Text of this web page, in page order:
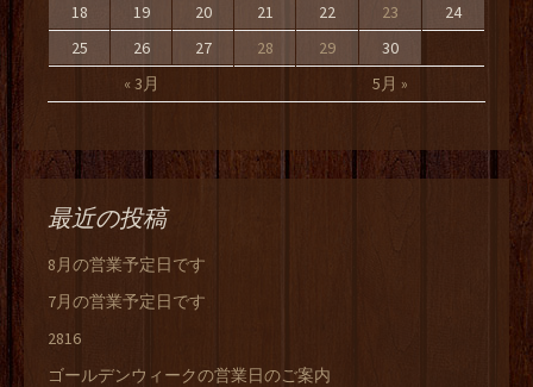
« 3月 5月 »
18
19 20 21 22 23
24
25
26 27 28 29 30
最近の投稿
8月の営業予定日です
7月の営業予定日です
2816
ゴールデンウィークの営業日のご案内